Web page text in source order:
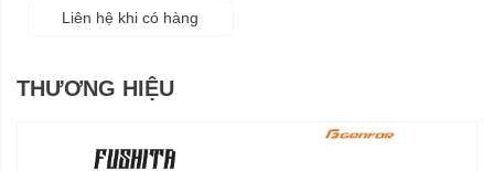
Liên hệ khi có hàng
THƯƠNG HIỆU